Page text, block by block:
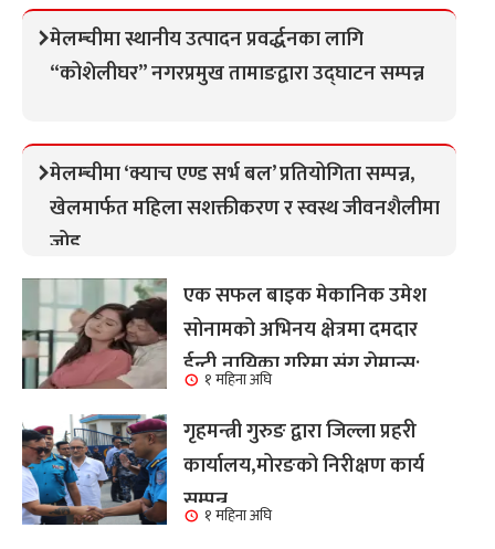
मेलम्चीमा स्थानीय उत्पादन प्रवर्द्धनका लागि
“कोशेलीघर” नगरप्रमुख तामाङद्वारा उद्घाटन सम्पन्न
मेलम्चीमा ‘क्याच एण्ड सर्भ बल’ प्रतियोगिता सम्पन्न,
खेलमार्फत महिला सशक्तीकरण र स्वस्थ जीवनशैलीमा
जोड
एक सफल बाइक मेकानिक उमेश
सोनामको अभिनय क्षेत्रमा दमदार
ईन्ट्री,नायिका गरिमा संग रोमान्स:
हेर्नुहोस भिडियो ।
१ महिना अघि
गृहमन्त्री गुरुङ द्वारा जिल्ला प्रहरी
कार्यालय,मोरङको निरीक्षण कार्य
सम्पन्न१ महिना अघि